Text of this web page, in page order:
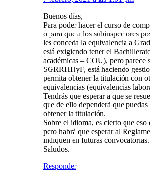
Buenos días,
Para poder hacer el curso de
o para que a los subinspectores
les conceda la equivalencia a
está exigiendo tener el
académicas – COU), pero parece
SGRRHHyF, está haciendo
permita obtener la titulación con
equivalencias (equivalencias
Tendrás que esperar a que se
que de ello dependerá que
obtener la titulación.
Sobre el idioma, es cierto que eso
pero habrá que esperar al
indiquen en futuras convocatorias.
Saludos.
Responder